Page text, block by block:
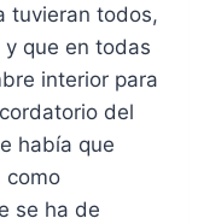
tuvieran todos,
y que en todas
interior para
del
había que
como
se ha de